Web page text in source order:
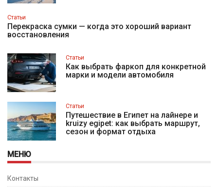
Статьи
Перекраска сумки — когда это хороший вариант
восстановления
Статьи
Как выбрать фаркоп для конкретной
марки и модели автомобиля
Статьи
Путешествие в Египет на лайнере и
kruizy egipet: как выбрать маршрут,
сезон и формат отдыха
МЕНЮ
Контакты